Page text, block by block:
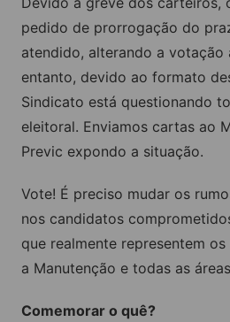
pedido de prorrogação do
atendido, alterando a votação
entanto, devido ao formato
Sindicato está questionando
eleitoral. Enviamos cartas ao
Previc expondo a situação.
Vote! É preciso mudar os
nos candidatos
que realmente representem
a Manutenção e todas as
Comemorar o quê?